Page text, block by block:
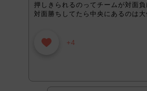
押しきられるのってチームが対面
対面勝ちしてたら中央にあるのは
+4